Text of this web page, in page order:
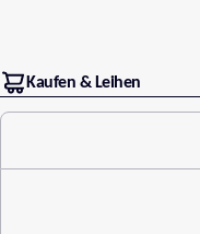
Kaufen & Leihen